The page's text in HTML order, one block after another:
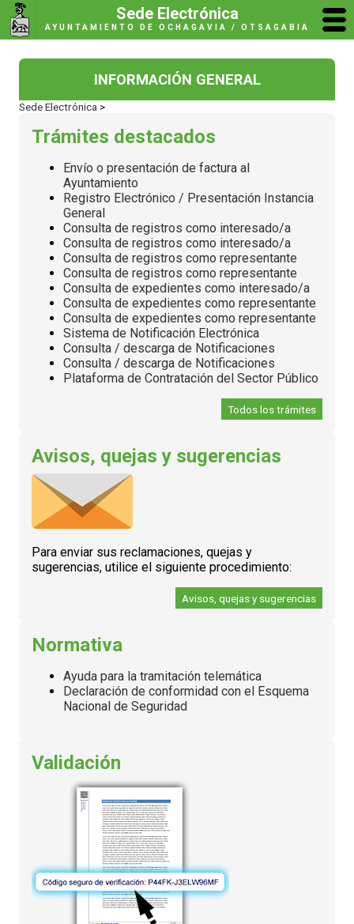
Sede Electrónica
AYUNTAMIENTO DE OCHAGAVIA / OTSAGABIA
INFORMACIÓN GENERAL
Sede Electrónica >
Trámites destacados
Envío o presentación de factura al
Ayuntamiento
Registro Electrónico / Presentación Instancia
General
Consulta de registros como interesado/a
Consulta de registros como interesado/a
Consulta de registros como representante
Consulta de registros como representante
Consulta de expedientes como interesado/a
Consulta de expedientes como representante
Consulta de expedientes como representante
Sistema de Notificación Electrónica
Consulta / descarga de Notificaciones
Consulta / descarga de Notificaciones
Plataforma de Contratación del Sector Público
Todos los trámites
Avisos, quejas y sugerencias
Para enviar sus reclamaciones, quejas y
sugerencias, utilice el siguiente procedimiento:
Avisos, quejas y sugerencias
Normativa
Ayuda para la tramitación telemática
Declaración de conformidad con el Esquema
Nacional de Seguridad
Validación